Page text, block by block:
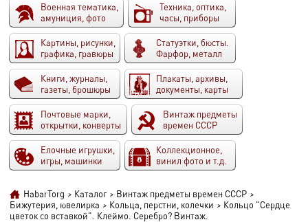
Военная тематика,
амуниция, фото
Техника, оптика,
часы, приборы
Картины, рисунки,
графика, гравюры
Статуэтки, бюсты.
Фарфор, металл
Книги, журналы,
газеты, брошюры
Плакаты, архивы,
документы, карты
Почтовые марки,
открытки, конверты
Винтаж предметы
времен СССР
Елочные игрушки,
игры, машинки
Коллекционное,
винил фото и т.д.
HabarTorg > Каталог > Винтаж предметы времен СССР >
Бижутерия, ювелирка > Кольца, перстни, колечки > Кольцо "Сердце
цветок со вставкой". Клеймо. Серебро? Винтаж.